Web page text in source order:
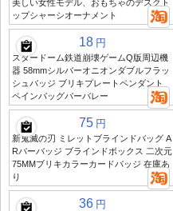
美しい女性モデル、おもちゃのデスクト
ップシャーシオーナメント
18 円
スタードーム鉄道崩壊ゲームQ版周辺機
器 58mmシルバーオニオンダブルフラッ
シュバッジ ブリキプレートペンダント
ペインバッグバーバレー
75 円
新鬼滅の刃 ミレットブラインドバッグ A
Rバーバッジ ブラインドボックス 二次元
75MMブリキカラーカードバッジ 在庫あ
り
36 円